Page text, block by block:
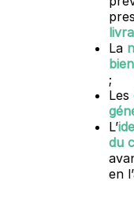
La
;
Les
L’
du
en